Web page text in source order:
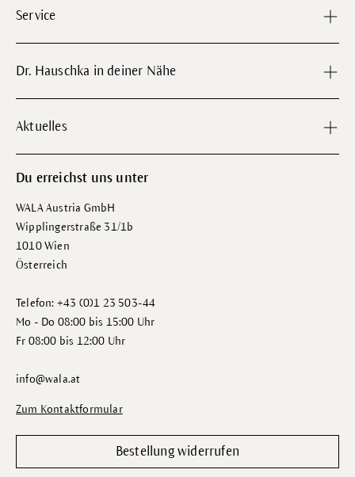
Service
Dr. Hauschka in deiner Nähe
Aktuelles
Du erreichst uns unter
WALA Austria GmbH
Wipplingerstraße 31/1b
1010 Wien
Österreich
Telefon: +43 (0)1 23 503-44
Mo - Do 08:00 bis 15:00 Uhr
Fr 08:00 bis 12:00 Uhr
info@wala.at
Zum Kontaktformular
Bestellung widerrufen